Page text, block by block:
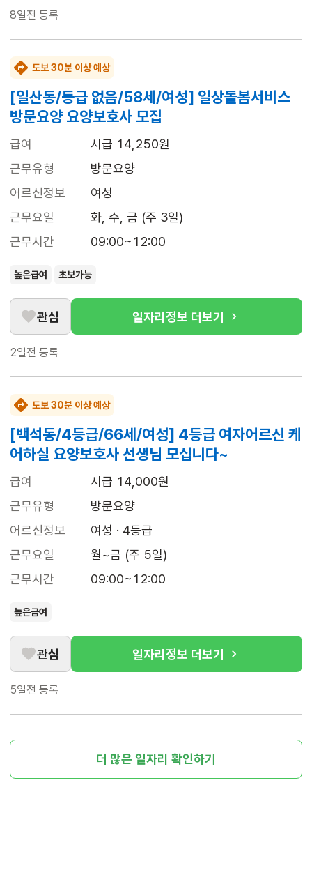
8일전 등록
도보 30분 이상 예상
[일산동/등급 없음/58세/여성] 일상돌봄서비스
방문요양 요양보호사 모집
급여
시급 14,250원
근무유형
방문요양
어르신정보
여성
근무요일
화, 수, 금 (주 3일)
근무시간
09:00~12:00
높은급여 초보가능
관심 일자리정보 더보기
2일전 등록
도보 30분 이상 예상
[백석동/4등급/66세/여성] 4등급 여자어르신 케
어하실 요양보호사 선생님 모십니다~
급여
시급 14,000원
근무유형
방문요양
어르신정보
여성 · 4등급
근무요일
월~금 (주 5일)
근무시간
09:00~12:00
높은급여
관심 일자리정보 더보기
5일전 등록
더 많은 일자리 확인하기